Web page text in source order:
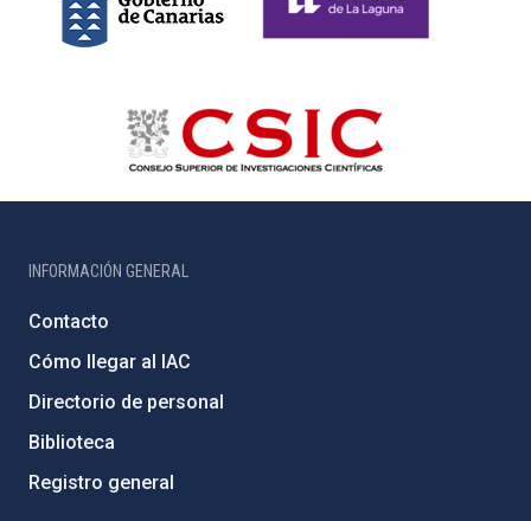
INFORMACIÓN GENERAL
Contacto
Cómo llegar al IAC
Directorio de personal
Biblioteca
Registro general